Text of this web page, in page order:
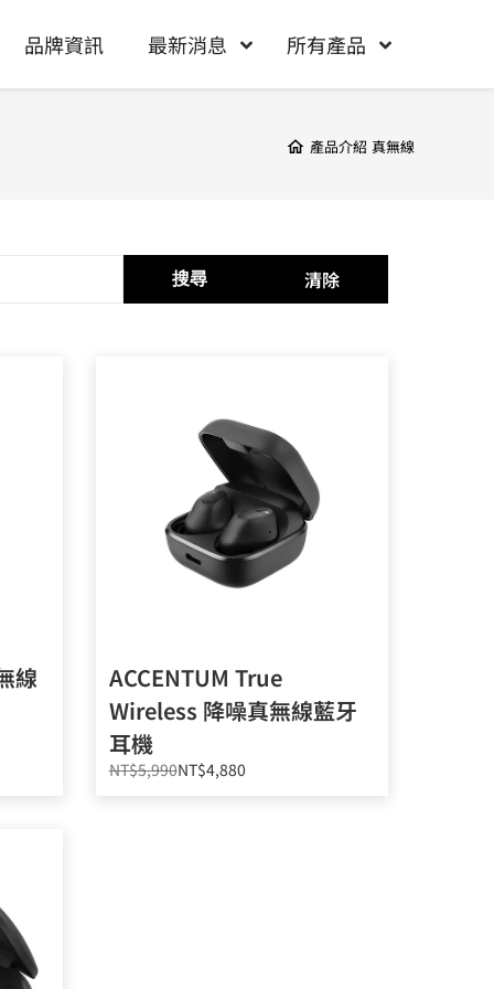
品牌資訊 最新消息 所有產品
產品介紹 真無線
清除
線
ACCENTUM True
Wireless 降噪真無線藍牙
耳機
NT$5,990NT$4,880